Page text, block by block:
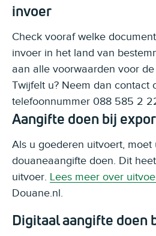
invoer
Check vooraf welke
invoer in het land van
aan alle voorwaarden voor
Twijfelt u? Neem dan contact
telefoonnummer 088 585 2
Aangifte doen bij
Als u goederen uitvoert, moet
douaneaangifte doen. Dit
uitvoer. Lees meer over
Douane.nl.
Digitaal aangifte doen